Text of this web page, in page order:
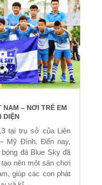
NAM – NƠI TRẺ EM
DIỆN
tại trụ sở của Liên
Mỹ Đình. Đến nay,
đá Blue Sky đã
nên một sân chơi
giúp các con phát